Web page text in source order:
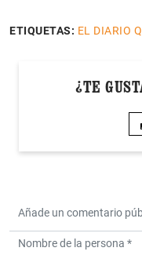
ETIQUETAS: EL DIARIO
¿TE